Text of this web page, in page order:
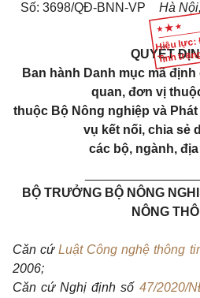
Hiệu
Tình
Số: 3698/QĐ-BNN-VP
Hà
QUYẾT
Ban hành Danh mục mã
quan, đơn vị
thuộc Bộ Nông nghiệp và
vụ kết nối, chia sẻ
các bộ, ngành,
BỘ TRƯỞNG BỘ NÔNG
NÔNG
Căn cứLuật Công nghệ thông
2006;
Căn cứ Nghị định số 47/2020/